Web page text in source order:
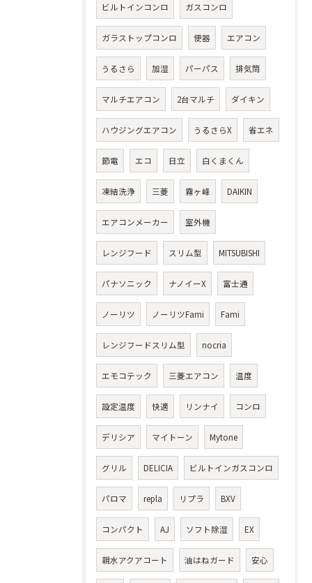
ビルトインコンロ ガスコンロ
ガラストップコンロ 便器 エアコン
うるさら 加湿 パーパス 排気筒
マルチエアコン 2台マルチ ダイキン
ハウジングエアコン うるさらX 省エネ
節電 エコ 日立 白くまくん
凍結洗浄 三菱 霧ヶ峰 DAIKIN
エアコンメーカー 室外機
レンジフード スリム型 MITSUBISHI
パナソニック ナノイーX 富士通
ノーリツ ノーリツFami Fami
レンジフードスリム型 nocria
エモコテック 三菱エアコン 温度
設定温度 快適 リンナイ コンロ
デリシア マイトーン Mytone
グリル DELICIA ビルトインガスコンロ
パロマ repla リプラ BXV
コンパクト AJ ソフト除湿 EX
親水アクアコート 油はねガード 安心